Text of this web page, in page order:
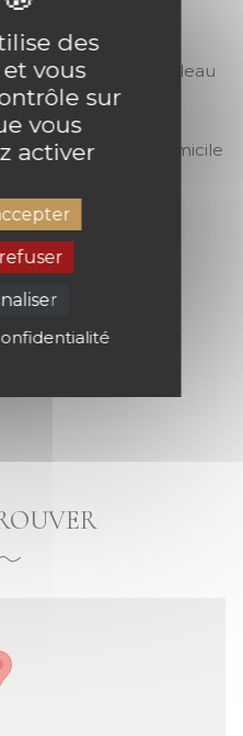
: colle, brosse, rouleau
pose
un devis de pose
Conseil déco à domicile
des
vous
sur
vous
activer